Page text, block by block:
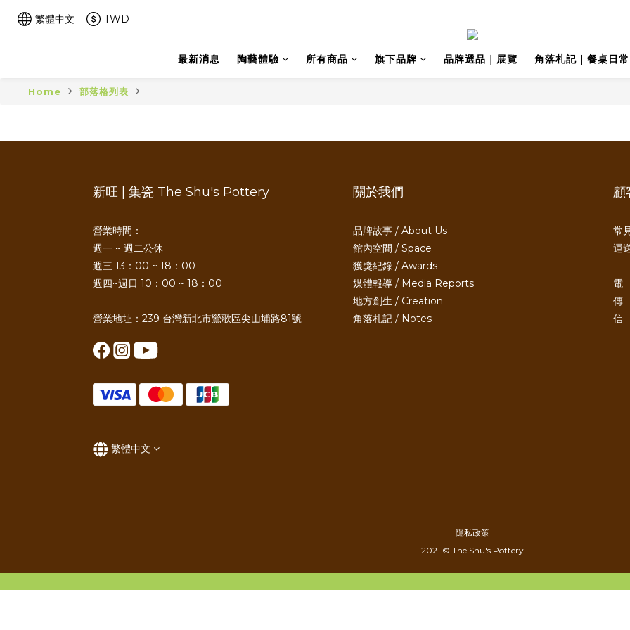
繁體中文 TWD
最新消息 陶藝體驗 所有商品 旗下品牌 品牌選品｜展覽 角落札記｜餐桌日常
Home 部落格列表
新旺 | 集瓷 The Shu's Pottery
營業時間：
週一 ~ 週二公休
週三 13：00 ~ 18：00
週四~週日 10：00 ~ 18：00
營業地址：239 台灣新北市鶯歌區尖山埔路81號
關於我們
品牌故事 / About Us
館內空間 / Space
獲獎紀錄 / Awards
媒體報導 / Media Reports
地方創生 / Creation
角落札記 / Notes
顧
常
運
電
傳
信
繁體中文
隱私政策
2021 © The Shu's Pottery